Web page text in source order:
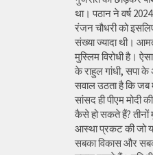
था। पठान ने वर्ष
रंजन चौधरी को
संख्या ज्यादा थी।
मुस्लिम विरोधी है।
के राहुल गांधी, सपा
सवाल उठता है कि जब
सांसद ही पीएम मोदी
कैसे हो सकते हैं? तीनों
आस्था प्रकट की जो
सबका विकास और